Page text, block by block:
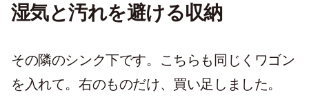
湿気と汚れを避ける収納
その隣のシンク下です。こちらも同じくワゴン
を入れて。右のものだけ、買い足しました。